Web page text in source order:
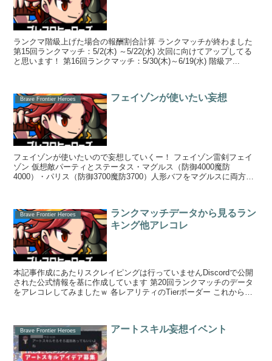
ランクマ階級上げた場合の報酬割合計算 ランクマッチが終わました
第15回ランクマッチ：5/2(木) ～5/22(水) 次回に向けてアップしてる
と思います！ 第16回ランクマッチ：5/30(木)～6/19(水) 階級ア...
Brave Frontier Heroes フェイゾンが使いたい妄想
フェイゾンが使いたいので妄想していくー！ フェイゾン雷剣フェイ
ゾン 仮想敵パーティとステータス・マグルス（防御4000魔防
4000）・パリス（防御3700魔防3700）人形バフをマグルスに両方乗
Brave Frontier Heroes
ランクマッチデータから見るラン
キング他アレコレ
本記事作成にあたりスクレイピングは行っていませんDiscordで公開
された公式情報を基に作成しています 第20回ランクマッチのデータ
をアレコレしてみましたｗ 各レアリティのTierボーダー これから表
Brave Frontier Heroes アートスキル妄想イベント